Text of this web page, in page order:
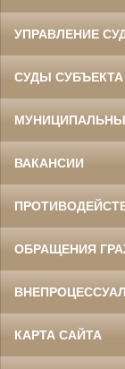
УПРАВЛЕНИЕ
СУДЫ
ВАКАНСИИ
ОБРАЩЕНИЯ
КАРТА САЙТА